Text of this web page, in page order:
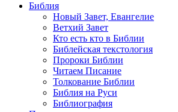
Библия
Новый Завет, Евангелие
Ветхий Завет
Кто есть кто в Библии
Библейская текстология
Пророки Библии
Читаем Писание
Толкование Библии
Библия на Руси
Библиография